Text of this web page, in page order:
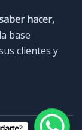
hacer,
base
clientes y